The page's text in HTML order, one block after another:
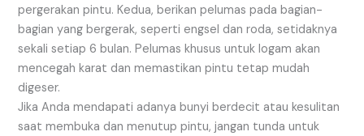
pergerakan pintu. Kedua, berikan pelumas pada bagian-
bagian yang bergerak, seperti engsel dan roda, setidaknya
sekali setiap 6 bulan. Pelumas khusus untuk logam akan
mencegah karat dan memastikan pintu tetap mudah
digeser.
Jika Anda mendapati adanya bunyi berdecit atau kesulitan
saat membuka dan menutup pintu, jangan tunda untuk